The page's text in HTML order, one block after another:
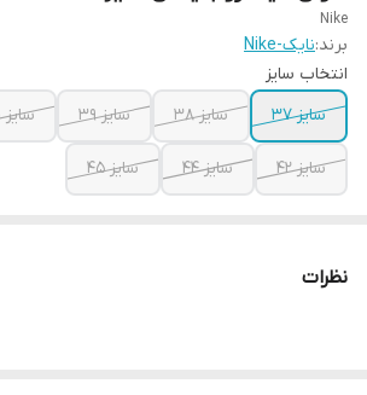
Nike
برند:نایک-Nike
انتخاب سایز
سایز ۳۷
سایز ۳۸ سایز ۳۹ سایز ۴۰
سایز ۴۲ سایز ۴۴ سایز ۴۵
نظرات